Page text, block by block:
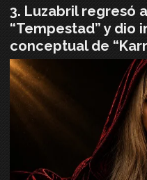
Luzabril regresó
“Tempestad” y dio
conceptual de